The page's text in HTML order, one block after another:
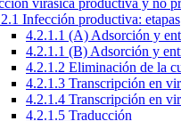
virásica productiva y no
Infección productiva: etapas
4.2.1.1 (A) Adsorción y
4.2.1.1 (B) Adsorción y
4.2.1.2 Eliminación de la
4.2.1.3 Transcripción en
4.2.1.4 Transcripción en
4.2.1.5 Traducción